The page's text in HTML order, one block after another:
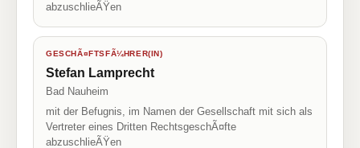
abzuschlieÃŸen
GESCHÃ¤FTSFÃ¼HRER(IN)
Stefan Lamprecht
Bad Nauheim
mit der Befugnis, im Namen der Gesellschaft mit sich als
Vertreter eines Dritten RechtsgeschÃ¤fte
abzuschlieÃŸen